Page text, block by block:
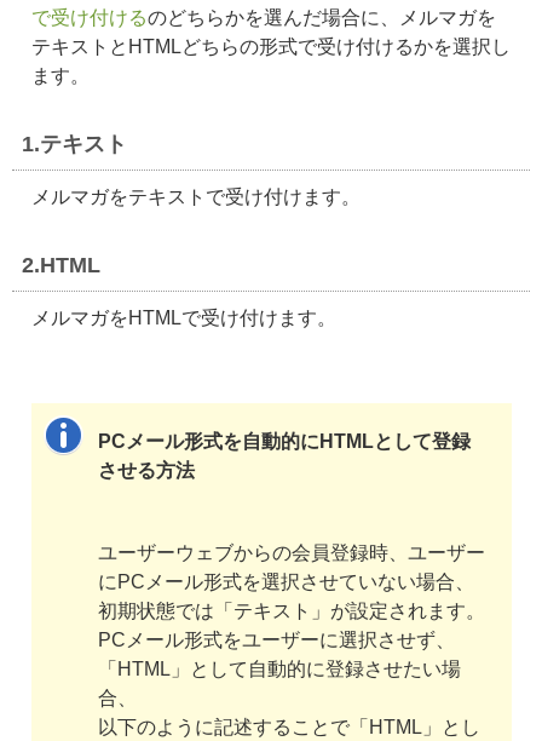
で受け付けるのどちらかを選んだ場合に、メルマガを
テキストとHTMLどちらの形式で受け付けるかを選択し
ます。
1.テキスト
メルマガをテキストで受け付けます。
2.HTML
メルマガをHTMLで受け付けます。
PCメール形式を自動的にHTMLとして登録
させる方法
ユーザーウェブからの会員登録時、ユーザー
にPCメール形式を選択させていない場合、
初期状態では「テキスト」が設定されます。
PCメール形式をユーザーに選択させず、
「HTML」として自動的に登録させたい場
合、
以下のように記述することで「HTML」とし